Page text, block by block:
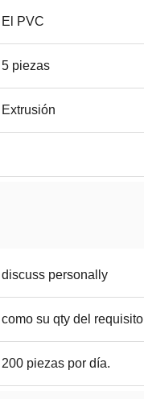
El PVC
5 piezas
Extrusión
discuss personally
como su qty del requisito
200 piezas por día.